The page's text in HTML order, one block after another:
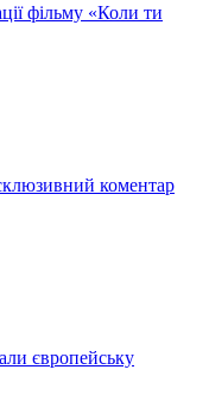
фільму «Коли ти
коментар
європейську